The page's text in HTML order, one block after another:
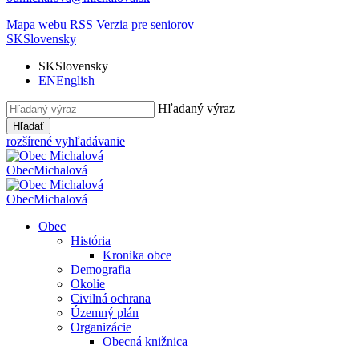
Mapa webu RSS Verzia pre seniorov
SKSlovensky
SKSlovensky
ENEnglish
Hľadaný výraz
Hľadať
rozšírené vyhľadávanie
ObecMichalová
ObecMichalová
Obec
História
Kronika obce
Demografia
Okolie
Civilná ochrana
Územný plán
Organizácie
Obecná knižnica